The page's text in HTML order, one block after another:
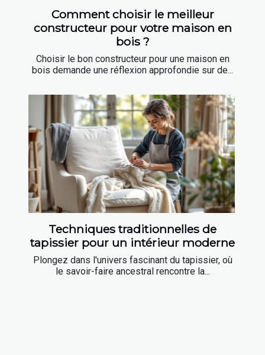
Comment choisir le meilleur
constructeur pour votre maison en
bois ?
Choisir le bon constructeur pour une maison en
bois demande une réflexion approfondie sur de...
Techniques traditionnelles de
tapissier pour un intérieur moderne
Plongez dans l'univers fascinant du tapissier, où
le savoir-faire ancestral rencontre la...